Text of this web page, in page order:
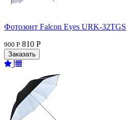
Фотозонт Falcon Eyes URK-32TGS
900 Р 810 Р